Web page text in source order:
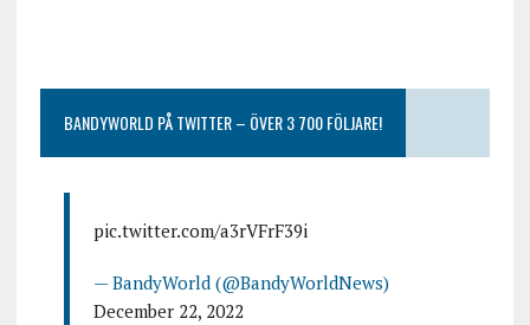
BANDYWORLD PÅ TWITTER – ÖVER 3 700 FÖLJARE!
pic.twitter.com/a3rVFrF39i
— BandyWorld (@BandyWorldNews)
December 22, 2022